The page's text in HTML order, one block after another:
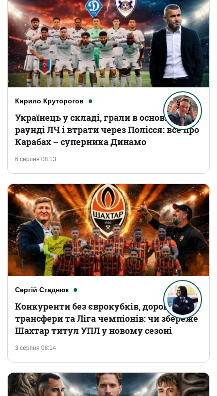
Кирило Круторогов
6 серпня 08:13
Українець у складі, грали в основному
раунді ЛЧ і втрати через Полісся: все про
Карабах – суперника Динамо
Сергій Стаднюк
3 серпня 08:14
Конкуренти без єврокубків, дорогі
трансфери та Ліга чемпіонів: чи збереже
Шахтар титул УПЛ у новому сезоні